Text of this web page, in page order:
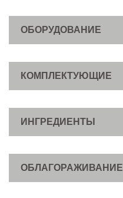
ОБОРУДОВАНИЕ
КОМПЛЕКТУЮЩИЕ
ИНГРЕДИЕНТЫ
ОБЛАГОРАЖИВАНИЕ